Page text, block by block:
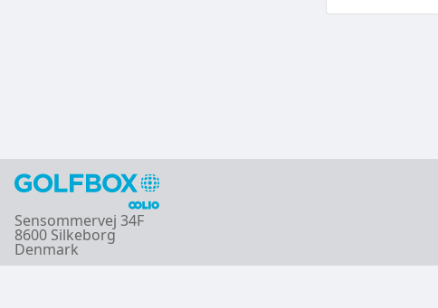
Sensommervej 34F
8600 Silkeborg
Denmark